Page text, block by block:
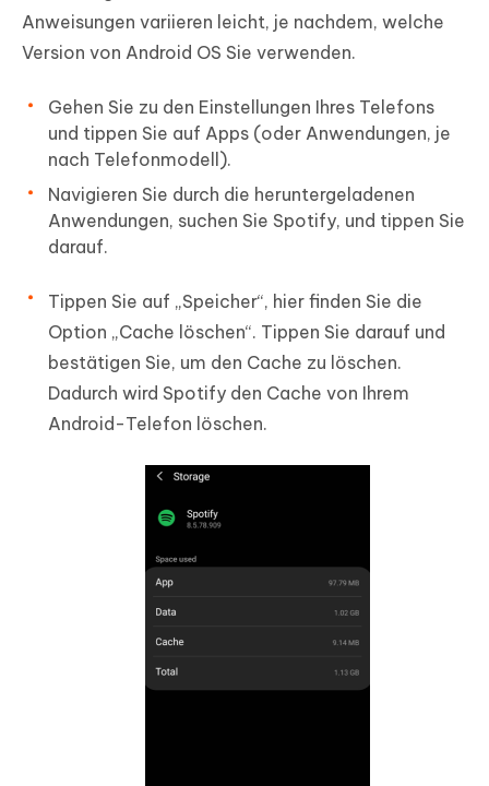
Anweisungen variieren leicht, je nachdem, welche
Version von Android OS Sie verwenden.
Gehen Sie zu den Einstellungen Ihres Telefons
und tippen Sie auf Apps (oder Anwendungen, je
nach Telefonmodell).
Navigieren Sie durch die heruntergeladenen
Anwendungen, suchen Sie Spotify, und tippen Sie
darauf.
Tippen Sie auf „Speicher“, hier finden Sie die
Option „Cache löschen“. Tippen Sie darauf und
bestätigen Sie, um den Cache zu löschen.
Dadurch wird Spotify den Cache von Ihrem
Android-Telefon löschen.